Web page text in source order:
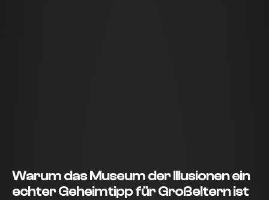
Warum das Museum der Illusionen ein
echter Geheimtipp für Großeltern ist